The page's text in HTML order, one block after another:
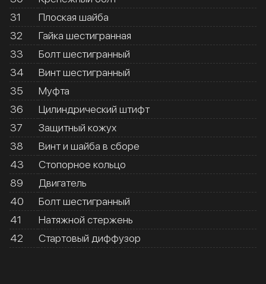
31
Плоская шайба
32
Гайка шестигранная
33
Болт шестигранный
34
Винт шестигранный
35
Муфта
36
Цилиндрический штифт
37
Защитный кожух
38
Винт и шайба в сборе
43
Стопорное кольцо
89
Двигатель
40
Болт шестигранный
41
Натяжной стержень
42
Стартовый диффузор